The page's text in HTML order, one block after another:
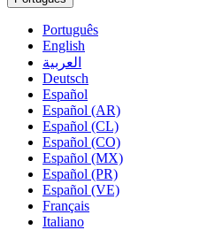
Português
English
العربية
Deutsch
Español
Español (AR)
Español (CL)
Español (CO)
Español (MX)
Español (PR)
Español (VE)
Français
Italiano